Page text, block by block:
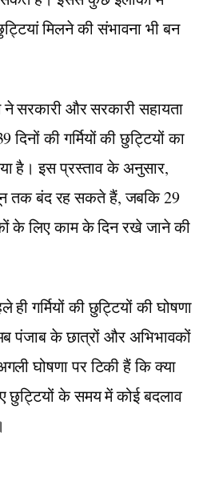
मिलने की संभावना भी बन
सरकारी और सरकारी सहायता
दिनों की गर्मियों की छुट्टियों का
है। इस प्रस्ताव के अनुसार,
तक बंद रह सकते हैं, जबकि 29
के लिए काम के दिन रखे जाने की
ही गर्मियों की छुट्टियों की घोषणा
पंजाब के छात्रों और अभिभावकों
घोषणा पर टिकी हैं कि क्या
छुट्टियों के समय में कोई बदलाव